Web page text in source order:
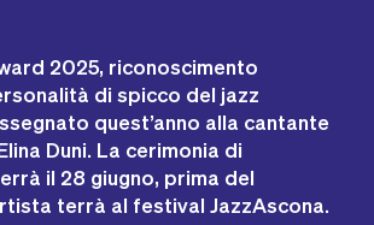
2025, riconoscimento
di spicco del jazz
quest’anno alla cantante
Duni. La cerimonia di
il 28 giugno, prima del
terrà al festival JazzAscona.